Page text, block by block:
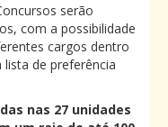
serão
com a possibilidade
cargos dentro
de preferência
nas 27 unidades